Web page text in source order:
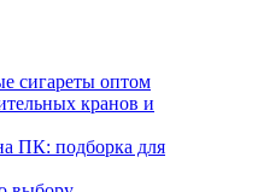
сигареты оптом
кранов и
ПК: подборка для